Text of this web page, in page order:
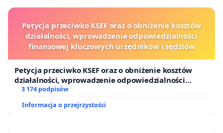
Petycja przeciwko KSEF oraz o obniżenie kosztów
działalności, wprowadzenie odpowiedzialności
finansowej kluczowych urzędników i sędziów
Petycja przeciwko KSEF oraz o obniżenie kosztów
działalności, wprowadzenie odpowiedzialności
finansowej kluczowych urzędników i sędziów
3 174 podpisów
Informacja o przejrzystości